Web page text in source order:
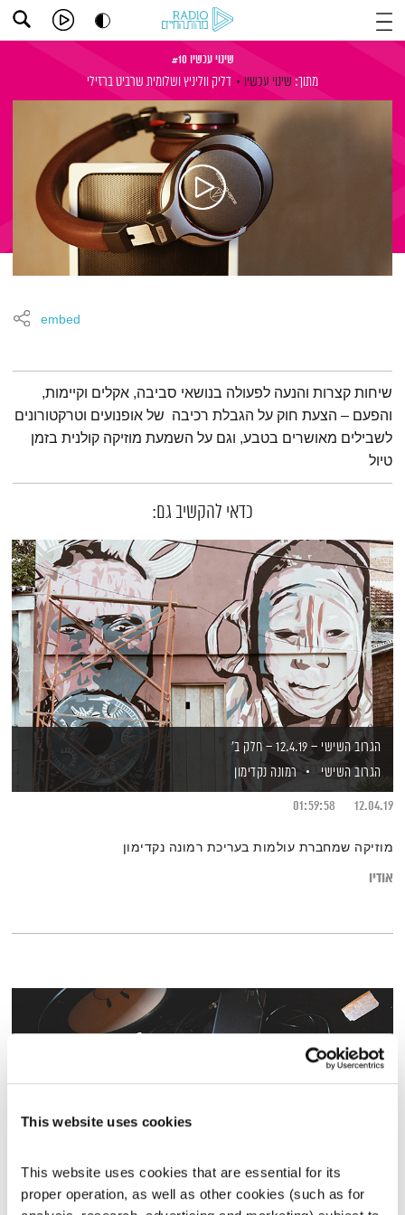
This website uses cookies
This website uses cookies that are essential for its
proper operation, as well as other cookies (such as for
שינוי עכשיו #10
מתוך: שינוי עכשיו דליק ווליניץושלומית שרביט ברזילי
embed
תמצית הפודקאסט
שיחות קצרות והנעה לפעולה בנושאי סביבה, אקלים וקיימות,
והפעם – הצעת חוק על הגבלת רכיבה של אופנועים וטרקטורונים
לשבילים מאושרים בטבע, וגם על השמעת מוזיקה קולנית בזמן
טיול
כדאי להקשיב גם:
הגרוב השישי – 12.4.19 – חלק ב'
הגרוב השישי
רמונה נקדימון
12.04.19
01:59:58
מוזיקה שמחברת עולמות בעריכת רמונה נקדימון
אודיו
כל יום מחדש – 2.2.20